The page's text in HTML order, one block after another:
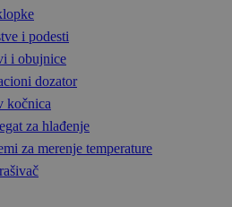
i podesti
i obujnice
dozator
kočnica
za hlađenje
za merenje temperature